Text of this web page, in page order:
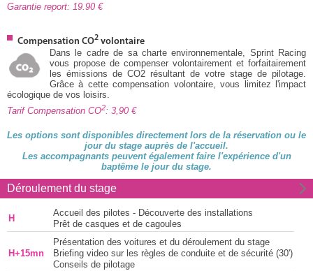
Garantie report: 19.90
Compensation CO2 volontaire
Dans le cadre de sa charte environnementale, Sprint Racing
vous propose de compenser volontairement et forfaitairement
les émissions de CO2 résultant de votre stage de pilotage.
Grâce à cette compensation volontaire, vous limitez l'impact
écologique de vos loisirs.
Tarif Compensation CO2: 3,90
Les options sont disponibles directement lors de la réservation ou le
jour du stage auprès de l'accueil.
Les accompagnants peuvent également faire l'expérience d'un
baptême le jour du stage.
Déroulement du stage
H
Accueil des pilotes - Découverte des installations
Prêt de casques et de cagoules
H+15mn
Présentation des voitures et du déroulement du stage
Briefing video sur les règles de conduite et de sécurité (30')
Conseils de pilotage